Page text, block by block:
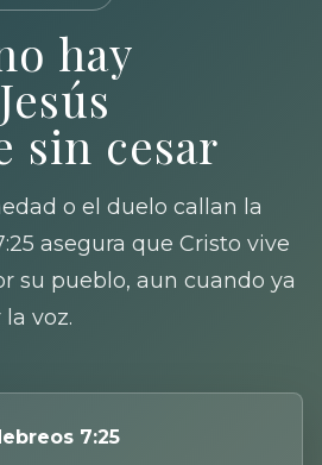
hay
sin cesar
o el duelo callan la
asegura que Cristo vive
su pueblo, aun cuando ya
voz.
7:25